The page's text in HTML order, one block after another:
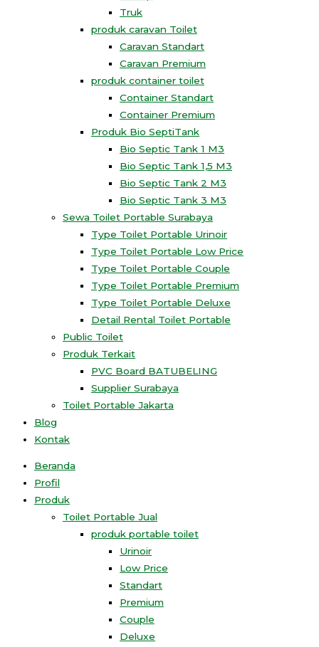
Truk
produk caravan Toilet
Caravan Standart
Caravan Premium
produk container toilet
Container Standart
Container Premium
Produk Bio SeptiTank
Bio Septic Tank 1 M3
Bio Septic Tank 1,5 M3
Bio Septic Tank 2 M3
Bio Septic Tank 3 M3
Sewa Toilet Portable Surabaya
Type Toilet Portable Urinoir
Type Toilet Portable Low Price
Type Toilet Portable Couple
Type Toilet Portable Premium
Type Toilet Portable Deluxe
Detail Rental Toilet Portable
Public Toilet
Produk Terkait
PVC Board BATUBELING
Supplier Surabaya
Toilet Portable Jakarta
Blog
Kontak
Beranda
Profil
Produk
Toilet Portable Jual
produk portable toilet
Urinoir
Low Price
Standart
Premium
Couple
Deluxe